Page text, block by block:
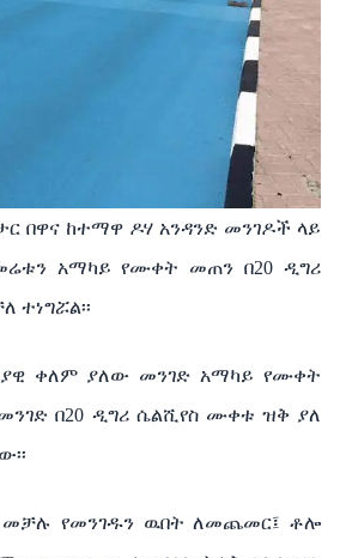
በዋና ከተማዋ ዶሃ አንዳንድ መንገዶች ላይ
አማካይ የሙቀት መጠን በ20 ዲግሪ
ተነግሯል፡፡
ቀለም ያለው መንገድ አማካይ የሙቀት
በ20 ዲግሪ ሴልሺየስ ሙቀቱ ዝቅ ያለ
የመንገዱን ዉበት ለመጨመር፤ ቶሎ